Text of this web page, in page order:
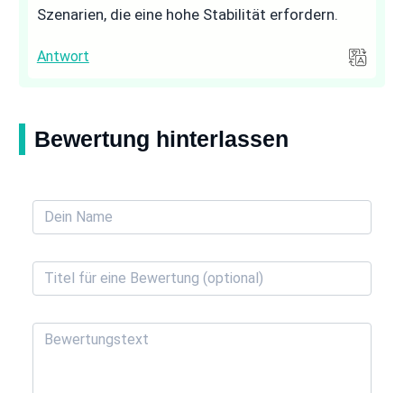
Szenarien, die eine hohe Stabilität erfordern.
Antwort
Bewertung hinterlassen